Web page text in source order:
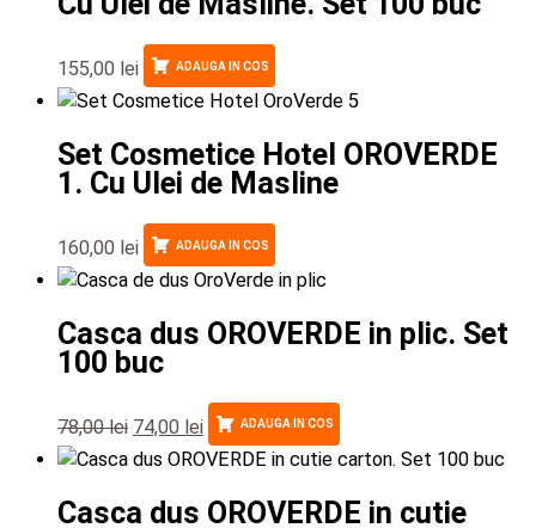
155,00 lei ADAUGA IN COS
Set Cosmetice Hotel OROVERDE
1. Cu Ulei de Masline
160,00 lei ADAUGA IN COS
Casca dus OROVERDE in plic. Set
100 buc
78,00lei 74,00 lei ADAUGA IN COS
Casca dus OROVERDE in cutie